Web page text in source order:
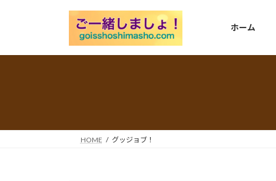
プ
動
ホーム
HOME グッジョブ！